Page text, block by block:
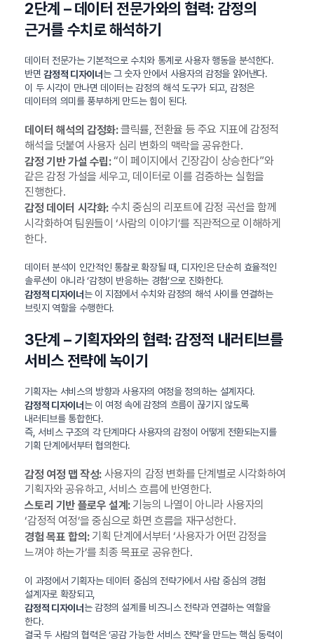
2단계 – 데이터 전문가와의 협력: 감정의
근거를 수치로 해석하기
데이터 전문가는 기본적으로 수치와 통계로 사용자 행동을 분석한다.
반면감정적 디자이너는 그 숫자 안에서 사용자의 감정을 읽어낸다.
이 두 시각이 만나면 데이터는 감정의 해석 도구가 되고, 감정은
데이터의 의미를 풍부하게 만드는 힘이 된다.
데이터 해석의 감정화:클릭률, 전환율 등 주요 지표에 감정적
해석을 덧붙여 사용자 심리 변화의 맥락을 공유한다.
감정 기반 가설 수립:“이 페이지에서 긴장감이 상승한다”와
같은 감정 가설을 세우고, 데이터로 이를 검증하는 실험을
진행한다.
감정 데이터 시각화:수치 중심의 리포트에 감정 곡선을 함께
시각화하여 팀원들이 ‘사람의 이야기’를 직관적으로 이해하게
한다.
데이터 분석이 인간적인 통찰로 확장될 때, 디자인은 단순히 효율적인
솔루션이 아니라 ‘감정이 반응하는 경험’으로 진화한다.
감정적 디자이너는 이 지점에서 수치와 감정의 해석 사이를 연결하는
브릿지 역할을 수행한다.
3단계 – 기획자와의 협력: 감정적 내러티브를
서비스 전략에 녹이기
기획자는 서비스의 방향과 사용자의 여정을 정의하는 설계자다.
감정적 디자이너는 이 여정 속에 감정의 흐름이 끊기지 않도록
내러티브를 통합한다.
즉, 서비스 구조의 각 단계마다 사용자의 감정이 어떻게 전환되는지를
기획 단계에서부터 협의한다.
감정 여정 맵 작성:사용자의 감정 변화를 단계별로 시각화하여
기획자와 공유하고, 서비스 흐름에 반영한다.
스토리 기반 플로우 설계:기능의 나열이 아니라 사용자의
‘감정적 여정’을 중심으로 화면 흐름을 재구성한다.
경험 목표 합의:기획 단계에서부터 ‘사용자가 어떤 감정을
느껴야 하는가’를 최종 목표로 공유한다.
이 과정에서 기획자는 데이터 중심의 전략가에서 사람 중심의 경험
설계자로 확장되고,
감정적 디자이너는 감정의 설계를 비즈니스 전략과 연결하는 역할을
한다.
결국 두 사람의 협력은 ‘공감 가능한 서비스 전략’을 만드는 핵심 동력이